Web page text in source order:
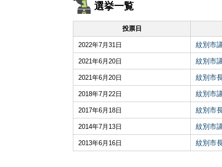
選挙一覧
投票日
2022年7月31日 紋別市
2021年6月20日 紋別市
2021年6月20日 紋別市
2018年7月22日 紋別市
2017年6月18日 紋別市
2014年7月13日 紋別市
2013年6月16日 紋別市